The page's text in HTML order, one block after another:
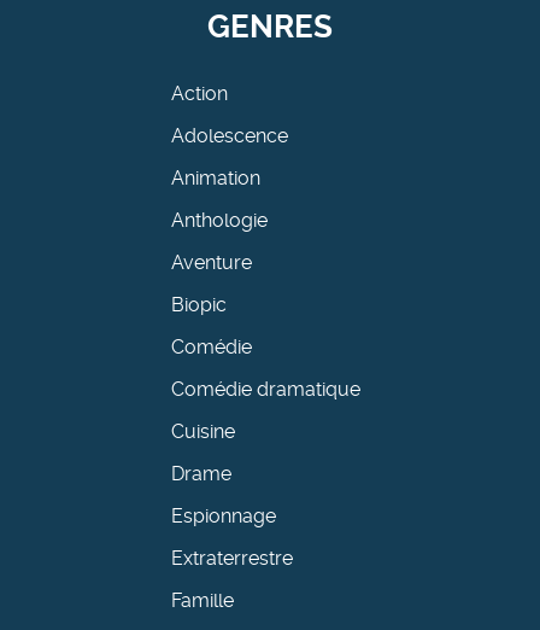
GENRES
Action
Adolescence
Animation
Anthologie
Aventure
Biopic
Comédie
Comédie dramatique
Cuisine
Drame
Espionnage
Extraterrestre
Famille